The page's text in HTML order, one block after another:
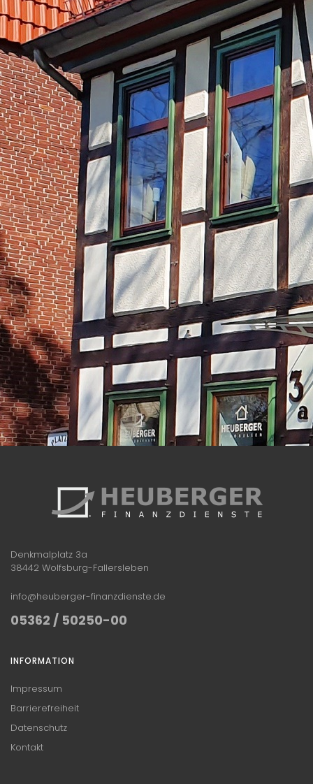
Denkmalplatz 3a
38442 Wolfsburg-Fallersleben
info@heuberger-finanzdienste.de
05362 / 50250-00
INFORMATION
Impressum
Barrierefreiheit
Datenschutz
Kontakt